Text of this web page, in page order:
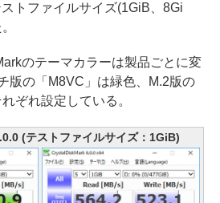
トファイルサイズ(1GiB、8Gi
のテーマカラーは製品ごとに変
版の「M8VC」は緑色、M.2版の
ぞれ設定している。
(テストファイルサイズ：1GiB)